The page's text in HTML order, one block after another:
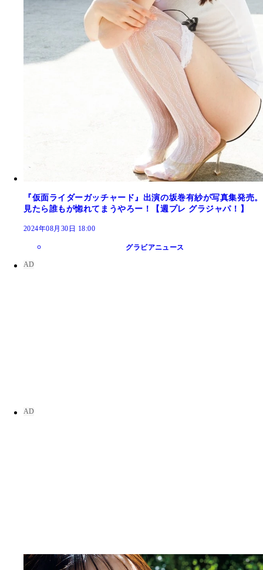
『仮面ライダーガッチャード』出演の坂巻有紗が写真集発売。
見たら誰もが惚れてまうやろー！【週プレ グラジャパ！】
2024年08月30日 18:00
グラビアニュース